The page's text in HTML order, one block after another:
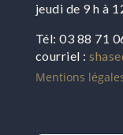
jeudi de 9 h à
Tél: 03 88 71
courriel :
Mentions